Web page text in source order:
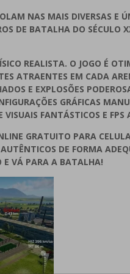
NAS MAIS DIVERSAS E
DE BATALHA DO SÉCULO
REALISTA. O JOGO É
ATRAENTES EM CADA
E EXPLOSÕES
GRÁFICAS
FANTÁSTICOS E FPS
GRATUITO PARA
DE FORMA
E VÁ PARA A BATALHA!